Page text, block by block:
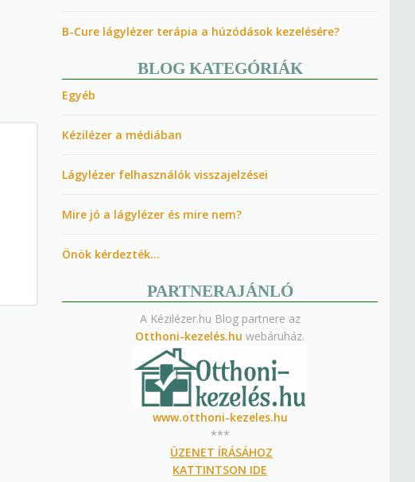
B-Cure lágylézer terápia a húzódások kezelésére?
BLOG KATEGÓRIÁK
Egyéb
Kézilézer a médiában
Lágylézer felhasználók visszajelzései
Mire jó a lágylézer és mire nem?
Önök kérdezték…
PARTNERAJÁNLÓ
A Kézilézer.hu Blog partnere az
Otthoni-kezelés.huwebáruház.
www.otthoni-kezeles.hu
***
ÜZENET ÍRÁSÁHOZ
KATTINTSON IDE